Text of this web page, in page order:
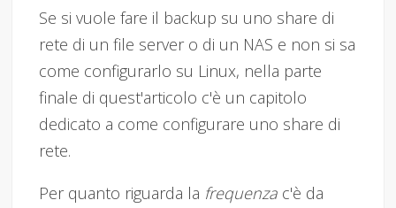
Se si vuole fare il backup su uno share di
rete di un file server o di un NAS e non si sa
come configurarlo su Linux, nella parte
finale di quest'articolo c'è un capitolo
dedicato a come configurare uno share di
rete.
Per quanto riguarda la frequenza c'è da